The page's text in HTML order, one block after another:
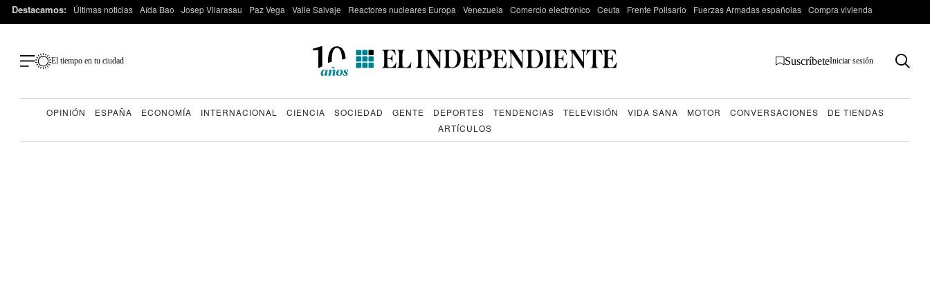
Destacamos: Últimas noticias Aída Bao Josep Vilarasau Paz Vega Valle Salvaje Reactores nucleares Europa Venezuela Comercio electrónico Ceuta Frente Polisario Fuerzas Armadas españolas Compra vivienda
El tiempo en tu ciudad SuscríbeteIniciar sesión
OPINIÓN ESPAÑA ECONOMÍA INTERNACIONAL CIENCIA SOCIEDAD GENTE DEPORTES TENDENCIAS TELEVISIÓN VIDA SANA MOTOR CONVERSACIONES
DE TIENDAS
ARTÍCULOS